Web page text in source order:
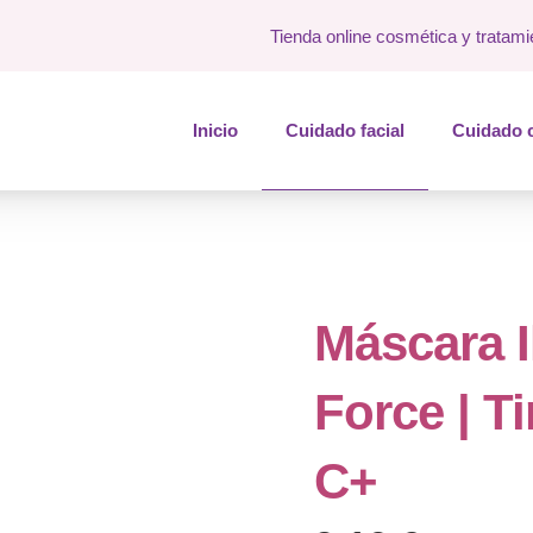
Tienda online cosmética y
Inicio Cuidado facial Cuidado
Máscara
Force |
C+